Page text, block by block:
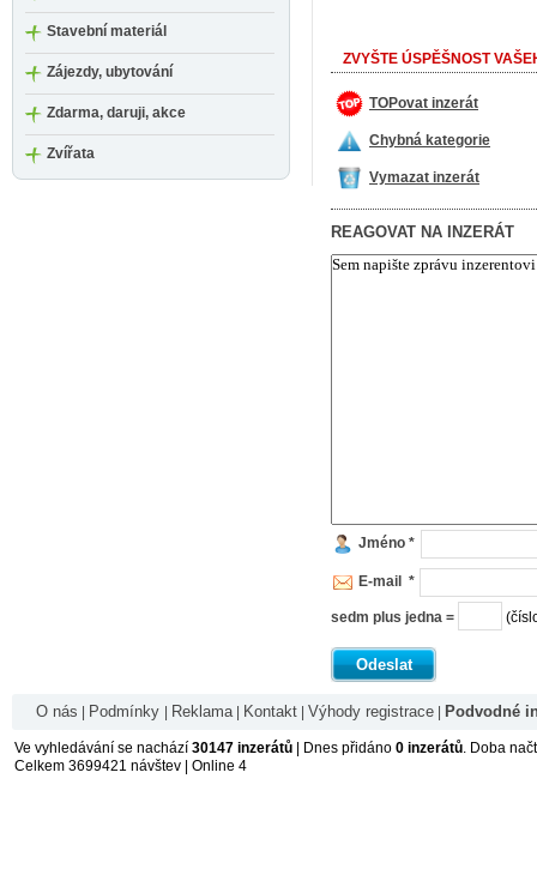
Stavební materiál
Zájezdy, ubytování
Zdarma, daruji, akce
Zvířata
ZVYŠTE ÚSPĚŠNOST
TOPovat inzerát
Chybná kategorie
Vymazat inzerát
REAGOVAT NA INZERÁT
Jméno *
E-mail *
sedm plus jedna =
Odeslat
O nás Podmínky Reklama| Kontakt Výhody registrace Podvodné
Ve vyhledávání se nachází 30147 inzerátů | Dnes přidáno 0 inzerátů. Doba
Celkem 3699421 návštev | Online 4